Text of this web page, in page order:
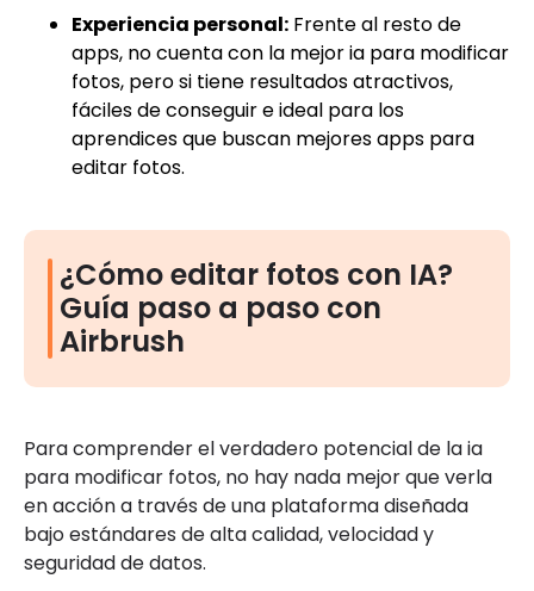
Experiencia personal: Frente al resto de
apps, no cuenta con la mejor ia para modificar
fotos, pero si tiene resultados atractivos,
fáciles de conseguir e ideal para los
aprendices que buscan mejores apps para
editar fotos.
¿Cómo editar fotos con IA?
Guía paso a paso con
Airbrush
Para comprender el verdadero potencial de la ia
para modificar fotos, no hay nada mejor que verla
en acción a través de una plataforma diseñada
bajo estándares de alta calidad, velocidad y
seguridad de datos.